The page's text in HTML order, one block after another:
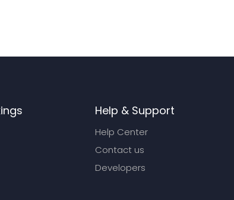
Help & Support
Help Center
Contact us
Developers